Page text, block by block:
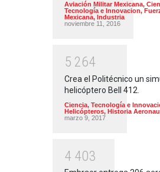
Aviación Militar Mexicana,
Tecnología e Innovacion,
Mexicana, Industria
noviembre 11, 2016
5 264
Crea el Politécnico un
helicóptero Bell 412.
Ciencia, Tecnología e
Helicópteros, Historia
marzo 9, 2017
4 403